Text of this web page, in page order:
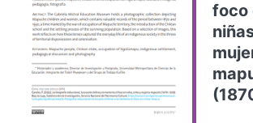
foco